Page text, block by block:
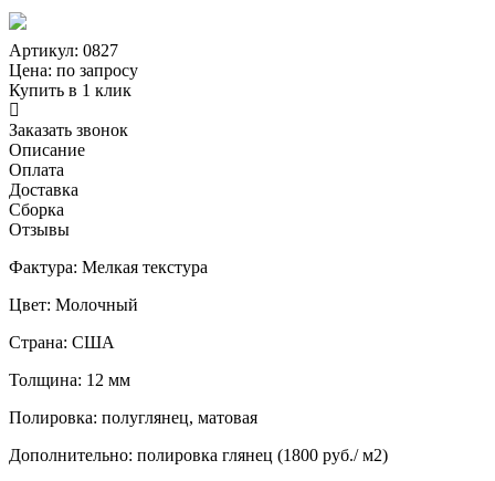
Артикул: 0827
Цена: по запросу
Купить в 1 клик
Заказать звонок
Описание
Оплата
Доставка
Сборка
Отзывы
Фактура: Мелкая текстура
Цвет: Молочный
Страна: США
Толщина: 12 мм
Полировка: полуглянец, матовая
Дополнительно: полировка глянец (1800 руб./ м2)